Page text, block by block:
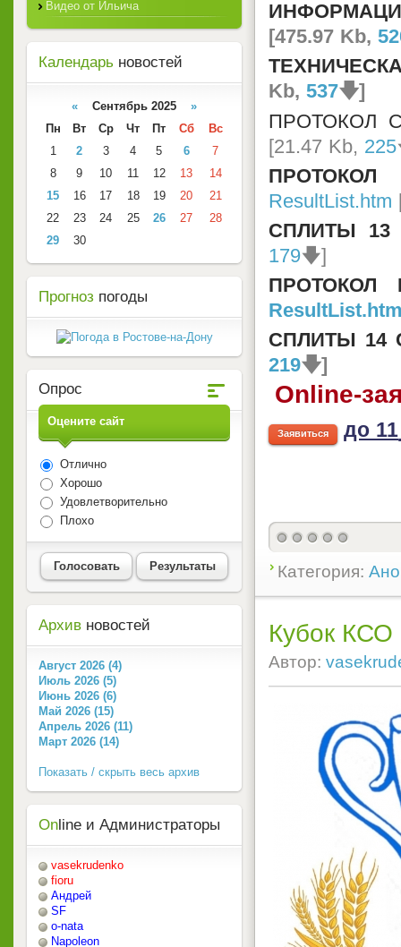
[475.97 Kb,
Kb,537🡇]
ПРОТОКОЛ
[21.47 Kb, 225
ResultList.htm
СПЛИТЫ 13
179🡇]
ПРОТОКОЛ
СПЛИТЫ 14
219🡇]
Online-
Заявиться до 11
Категория:
Кубок
Автор:
Видео от Ильича
Календарь новостей
« Сентябрь 2025 »
Пн
Вт Ср Чт Пт Сб
Вс
1
2 3 4 5 6
7
8
9 10 11 12 13
14
15
16 17 18 19 20
21
22
23 24 25 26 27
28
29
30
Прогноз погоды
Опрос
Оцените сайт
Отлично
Хорошо
Удовлетворительно
Плохо
Голосовать Результаты
Архив новостей
Август 2026 (4)
Июль 2026 (5)
Июнь 2026 (6)
Май 2026 (15)
Апрель 2026 (11)
Март 2026 (14)
Показать / скрыть весь архив
On line и Администраторы
vasekrudenko
fioru
Андрей
SF
o-nata
Napoleon